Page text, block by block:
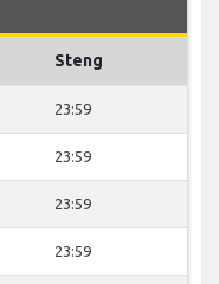
Steng
23:59
23:59
23:59
23:59